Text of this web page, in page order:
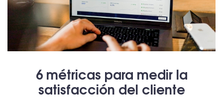
6 métricas para medir la
satisfacción del cliente